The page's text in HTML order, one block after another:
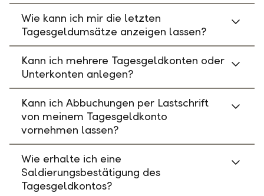
Wie kann ich mir die letzten
Tagesgeldumsätze anzeigen lassen?
Kann ich mehrere Tagesgeldkonten oder
Unterkonten anlegen?
Kann ich Abbuchungen per Lastschrift
von meinem Tagesgeldkonto
vornehmen lassen?
Wie erhalte ich eine
Saldierungsbestätigung des
Tagesgeldkontos?